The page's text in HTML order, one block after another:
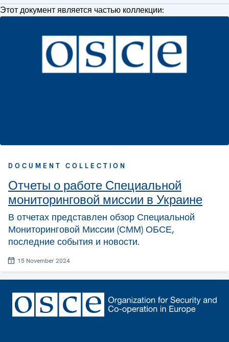
Этот документ является частью коллекции:
DOCUMENT COLLECTION
Отчеты о работе Специальной
мониторинговой миссии в Украине
В отчетах представлен обзор Специальной
Мониторинговой Миссии (СММ) ОБСЕ,
последние события и новости.
15 November 2024